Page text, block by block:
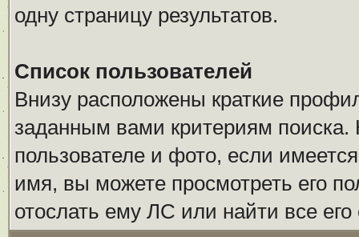
одну страницу результатов.
Список пользователей
Внизу расположены краткие
заданным вами критериям
пользователе и фото, если
имя, вы можете просмотреть его
отослать ему ЛС или найти все